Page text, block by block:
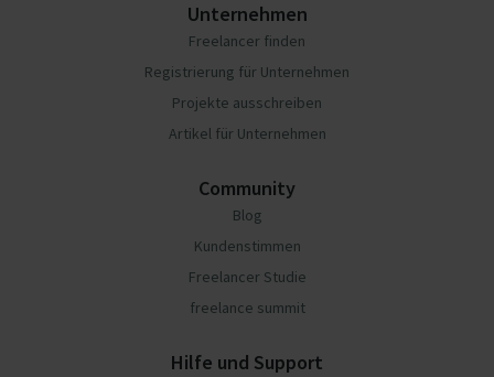
Unternehmen
Freelancer finden
Registrierung für Unternehmen
Projekte ausschreiben
Artikel für Unternehmen
Community
Blog
Kundenstimmen
Freelancer Studie
freelance summit
Hilfe und Support